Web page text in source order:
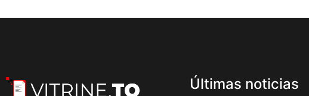
Últimas noticias